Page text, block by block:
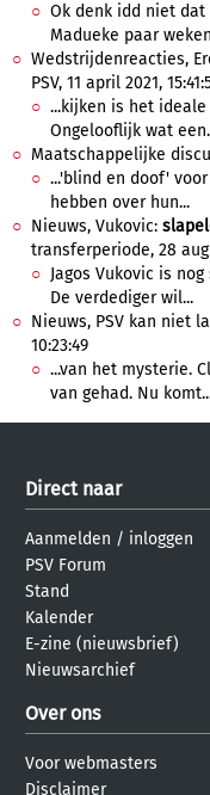
Ok denk idd niet dat
Madueke paar
Wedstrijdenreacties,
PSV, 11 april 2021,
...kijken is het
Ongelooflijk wat
Maatschappelijke
...'blind en doof'
hebben over hun...
Nieuws, Vukovic:
transferperiode, 28
Jagos Vukovic is
De verdediger wil...
Nieuws, PSV kan niet
10:23:49
...van het mysterie.
van gehad. Nu
Direct naar
Aanmelden / inloggen
PSV Forum
Stand
Kalender
E-zine (nieuwsbrief)
Nieuwsarchief
Over ons
Voor webmasters
Disclaimer